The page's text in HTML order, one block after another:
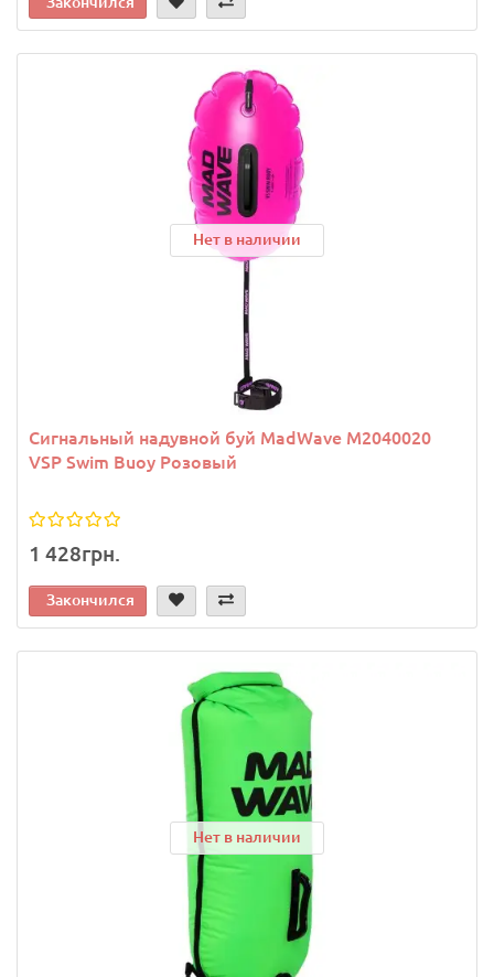
Нет в наличии
Сигнальный надувной буй MadWave M2040020
VSP Swim Buoy Розовый
1 428грн.
Закончился
Нет в наличии